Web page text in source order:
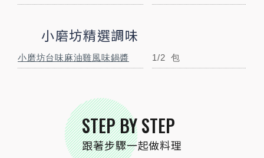
小磨坊精選調味
小磨坊台味麻油雞風味鍋醬 1/2 包
STEP BY STEP
跟著步驟一起做料理
STEP01
食材準備
02
所有食材洗淨，大蔥切段，雞腿切塊備用